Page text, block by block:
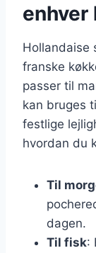
enhver
Hollandaise
franske
passer til
kan bruges
festlige
hvordan du
Til
dagen.
Til fisk: